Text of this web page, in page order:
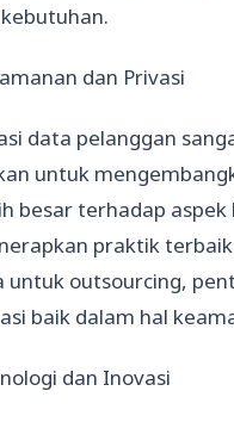
dan Privasi
data pelanggan
untuk
besar terhadap
praktik
untuk outsourcing,
baik dalam hal
dan Inovasi